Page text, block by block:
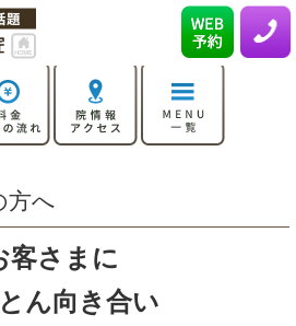
方へ
客さまに
ん向き合い